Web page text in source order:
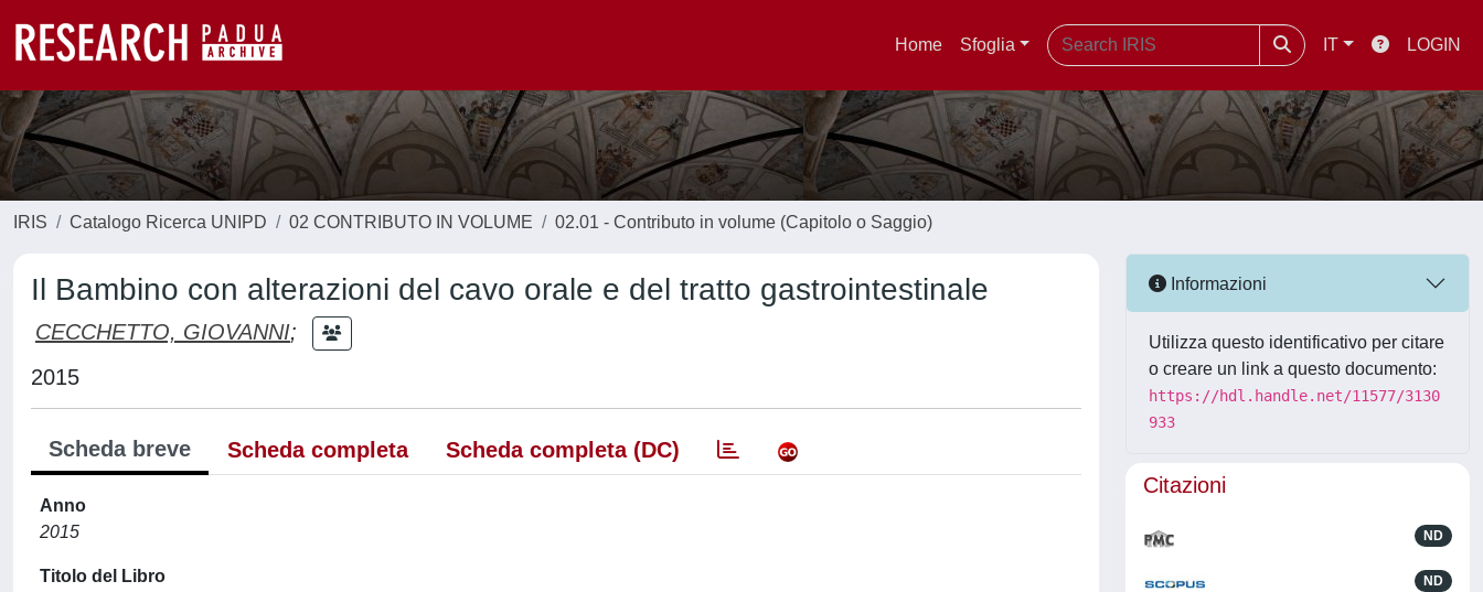
Home Sfoglia IT LOGIN
IRIS Catalogo Ricerca UNIPD 02 CONTRIBUTO IN VOLUME 02.01 - Contributo in volume (Capitolo o Saggio)
Il Bambino con alterazioni del cavo orale e del tratto gastrointestinale
CECCHETTO, GIOVANNI;
2015
Scheda breve Scheda completa Scheda completa (DC)
Anno
2015
Titolo del Libro
Informazioni
Utilizza questo identificativo per citare
o creare un link a questo documento:
https://hdl.handle.net/11577/3130
933
Citazioni
ND
ND